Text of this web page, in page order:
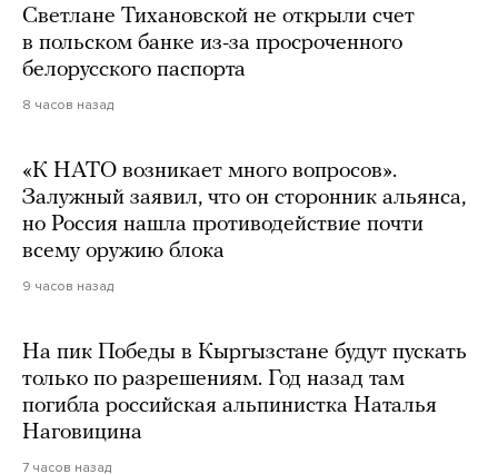
Светлане Тихановской не открыли счет
в польском банке из-за просроченного
белорусского паспорта
8 часов назад
«К НАТО возникает много вопросов».
Залужный заявил, что он сторонник альянса,
но Россия нашла противодействие почти
всему оружию блока
9 часов назад
На пик Победы в Кыргызстане будут пускать
только по разрешениям. Год назад там
погибла российская альпинистка Наталья
Наговицина
7 часов назад